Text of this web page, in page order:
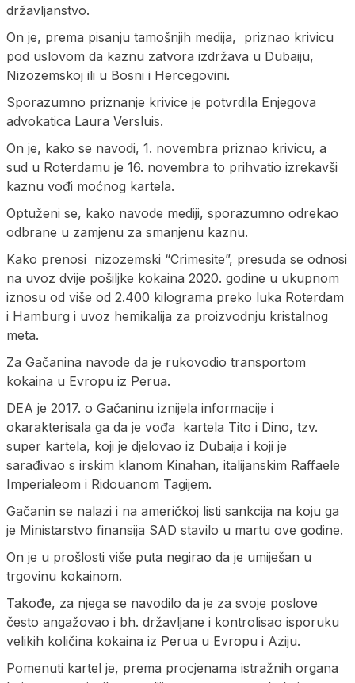
državljanstvo.
On je, prema pisanju tamošnjih medija, priznao krivicu
pod uslovom da kaznu zatvora izdržava u Dubaiju,
Nizozemskoj ili u Bosni i Hercegovini.
Sporazumno priznanje krivice je potvrdila Enjegova
advokatica Laura Versluis.
On je, kako se navodi, 1. novembra priznao krivicu, a
sud u Roterdamu je 16. novembra to prihvatio izrekavši
kaznu vođi moćnog kartela.
Optuženi se, kako navode mediji, sporazumno odrekao
odbrane u zamjenu za smanjenu kaznu.
Kako prenosi nizozemski “Crimesite”, presuda se odnosi
na uvoz dvije pošiljke kokaina 2020. godine u ukupnom
iznosu od više od 2.400 kilograma preko luka Roterdam
i Hamburg i uvoz hemikalija za proizvodnju kristalnog
meta.
Za Gačanina navode da je rukovodio transportom
kokaina u Evropu iz Perua.
DEA je 2017. o Gačaninu iznijela informacije i
okarakterisala ga da je vođa kartela Tito i Dino, tzv.
super kartela, koji je djelovao iz Dubaija i koji je
sarađivao s irskim klanom Kinahan, italijanskim Raffaele
Imperialeom i Ridouanom Tagijem.
Gačanin se nalazi i na američkoj listi sankcija na koju ga
je Ministarstvo finansija SAD stavilo u martu ove godine.
On je u prošlosti više puta negirao da je umiješan u
trgovinu kokainom.
Takođe, za njega se navodilo da je za svoje poslove
često angažovao i bh. državljane i kontrolisao isporuku
velikih količina kokaina iz Perua u Evropu i Aziju.
Pomenuti kartel je, prema procjenama istražnih organa